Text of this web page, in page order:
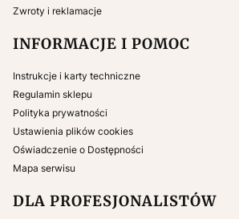
Zwroty i reklamacje
INFORMACJE I POMOC
Instrukcje i karty techniczne
Regulamin sklepu
Polityka prywatności
Ustawienia plików cookies
Oświadczenie o Dostępności
Mapa serwisu
DLA PROFESJONALISTÓW